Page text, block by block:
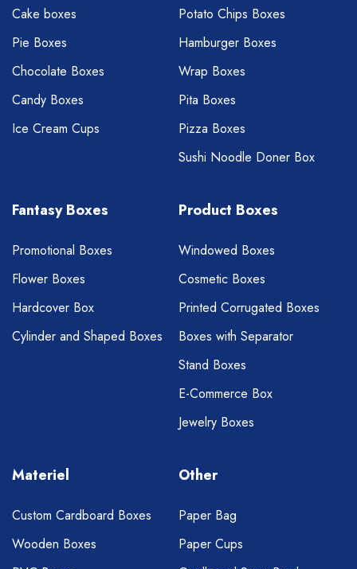
Cake boxes
Pie Boxes
Chocolate Boxes
Candy Boxes
Ice Cream Cups
Potato Chips Boxes
Hamburger Boxes
Wrap Boxes
Pita Boxes
Pizza Boxes
Sushi Noodle Doner Box
Fantasy Boxes
Promotional Boxes
Flower Boxes
Hardcover Box
Cylinder and Shaped Boxes
Product Boxes
Windowed Boxes
Cosmetic Boxes
Printed Corrugated Boxes
Boxes with Separator
Stand Boxes
E-Commerce Box
Jewelry Boxes
Materiel
Custom Cardboard Boxes
Wooden Boxes
Other
Paper Bag
Paper Cups